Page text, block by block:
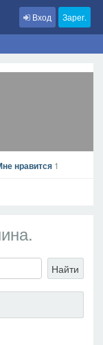
Вход Зарег.
нравится 1
Найти